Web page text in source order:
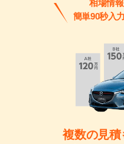
相場情
簡単90秒入
複数の見積